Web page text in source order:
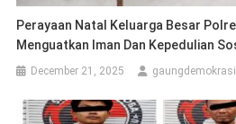
Perayaan Natal Keluarga Besar
Menguatkan Iman Dan Kepedulian
December 21, 2025 gaungdemokrasi